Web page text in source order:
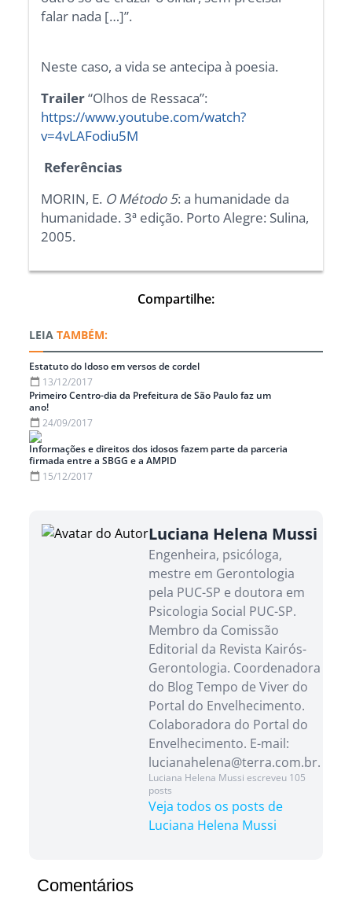
falar nada […]”.
Neste caso, a vida se antecipa à poesia.
Trailer“Olhos de Ressaca”:
https://www.youtube.com/watch?
v=4vLAFodiu5M
Referências
MORIN, E. O Método 5: a humanidade da
humanidade. 3ª edição. Porto Alegre: Sulina,
2005.
Compartilhe:
TAMBÉM:
Estatuto do Idoso em versos de cordel
13/12/2017
Primeiro Centro-dia da Prefeitura de São Paulo faz um
ano!
24/09/2017
Informações e direitos dos idosos fazem parte da parceria
firmada entre a SBGG e a AMPID
15/12/2017
Luciana Helena Mussi
Engenheira, psicóloga,
mestre em Gerontologia
pela PUC-SP e doutora em
Psicologia Social PUC-SP.
Membro da Comissão
Editorial da Revista Kairós-
Gerontologia. Coordenadora
do Blog Tempo de Viver do
Portal do Envelhecimento.
Colaboradora do Portal do
Envelhecimento. E-mail:
lucianahelena@terra.com.br.
Luciana Helena Mussi escreveu 105
posts
Veja todos os posts de
Luciana Helena Mussi
Comentários